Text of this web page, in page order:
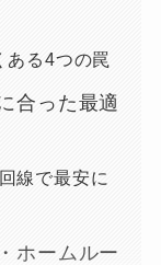
ある4つの罠
合った最適
線で最安に
ホームルー